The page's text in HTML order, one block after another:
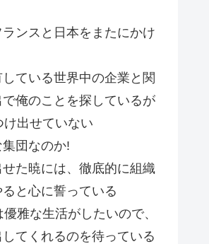
ンスと日本をまたにかけ
ている世界中の企業と関
俺のことを探しているが
け出せていない
団なのか!
た暁には、徹底的に組織
と心に誓っている
雅な生活がしたいので、
てくれるのを待っている